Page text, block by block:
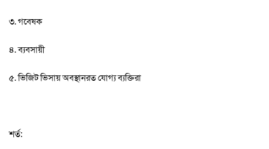
৩. গবেষক
৪. ব্যবসায়ী
৫. ভিজিট ভিসায় অবস্থানরত যোগ্য ব্যক্তিরা
শর্ত: